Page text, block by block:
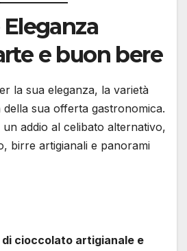
e buon bere
la sua eleganza, la varietà
sua offerta gastronomica.
un addio al celibato alternativo,
birre artigianali e panorami
cioccolato artigianale e